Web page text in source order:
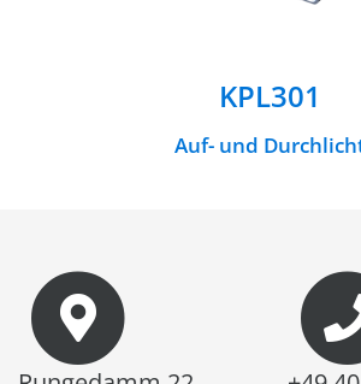
KPL301
Auf- und